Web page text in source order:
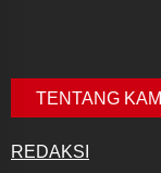
TENTANG KAMI
REDAKSI